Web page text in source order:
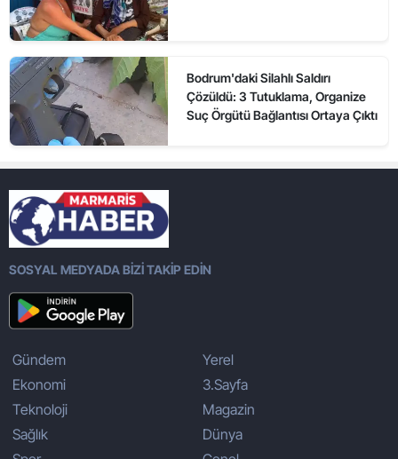
Bodrum'daki Silahlı Saldırı
Çözüldü: 3 Tutuklama, Organize
Suç Örgütü Bağlantısı Ortaya Çıktı
SOSYAL MEDYADA BİZİ TAKİP EDİN
Gündem
Ekonomi
Teknoloji
Sağlık
Yerel
3.Sayfa
Magazin
Dünya